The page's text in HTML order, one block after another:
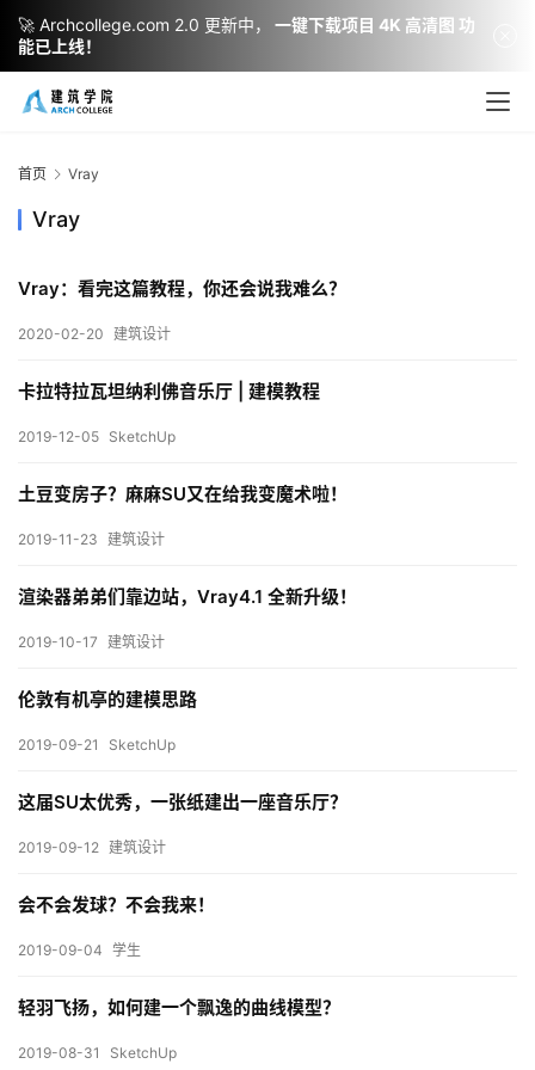
建
设
计
内
计
城
与
观
建
教
首页 Vray
Vray
Vray：看完这篇教程，你还会说我难么？
2020-02-20 建筑设计
卡拉特拉瓦坦纳利佛音乐厅 | 建模教程
2019-12-05 SketchUp
土豆变房子？麻麻SU又在给我变魔术啦！
2019-11-23 建筑设计
渲染器弟弟们靠边站，Vray4.1 全新升级！
2019-10-17 建筑设计
伦敦有机亭的建模思路
2019-09-21 SketchUp
这届SU太优秀，一张纸建出一座音乐厅？
2019-09-12 建筑设计
会不会发球？不会我来！
2019-09-04 学生
轻羽飞扬，如何建一个飘逸的曲线模型？
2019-08-31 SketchUp
🚀 Archcollege.com 2.0 更新中，
一键下载项目 4K 高清图 功
能已上线！